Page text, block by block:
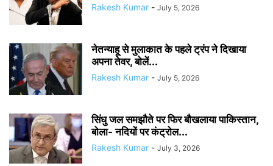
Rakesh Kumar - July 5, 2026
नेतन्याहू से मुलाकात के पहले ट्रंप ने दिखाया
अपना तेवर, बोलें...
Rakesh Kumar - July 5, 2026
सिंधु जल समझौते पर फिर बौखलाया पाकिस्तान,
बोला- नदियों पर कंट्रोल...
Rakesh Kumar - July 3, 2026